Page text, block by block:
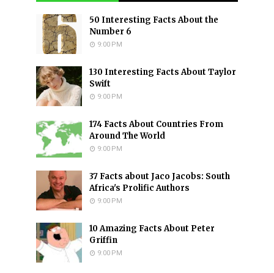
50 Interesting Facts About the
Number 6
9:00 PM
130 Interesting Facts About Taylor
Swift
9:00 PM
174 Facts About Countries From
Around The World
9:00 PM
37 Facts about Jaco Jacobs: South
Africa's Prolific Authors
9:00 PM
10 Amazing Facts About Peter
Griffin
9:00 PM